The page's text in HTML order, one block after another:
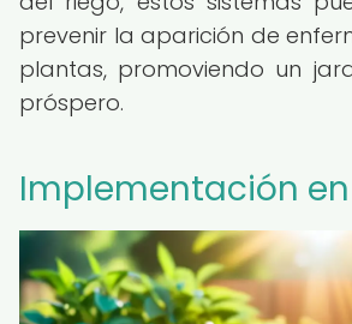
prevenir la aparición de
plantas, promoviendo un
próspero.
Implementación